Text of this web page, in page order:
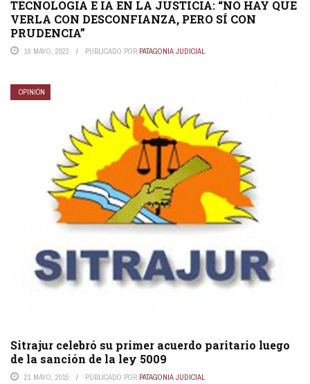
TECNOLOGIA E IA EN LA JUSTICIA: “NO HAY QUE
VERLA CON DESCONFIANZA, PERO SÍ CON
PRUDENCIA”
19 MAYO, 2023 PUBLICADO POR PATAGONIA JUDICIAL
OPINIÓN
Sitrajur celebró su primer acuerdo paritario luego
de la sanción de la ley 5009
21 MAYO, 2015 PUBLICADO POR PATAGONIA JUDICIAL